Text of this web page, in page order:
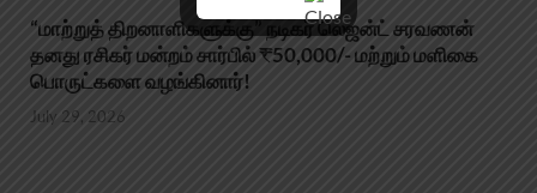
“மாற்றுத் திறனாளிகளுக்கு” நடிகர் லெஜன்ட் சரவணன்
தனது ரசிகர் மன்றம் சார்பில் ₹50,000/- மற்றும் மளிகை
பொருட்களை வழங்கினார்!
July 29, 2026